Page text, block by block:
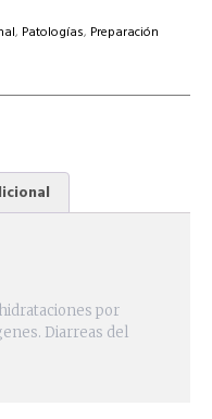
, Patologías, Preparación
por
Diarreas del